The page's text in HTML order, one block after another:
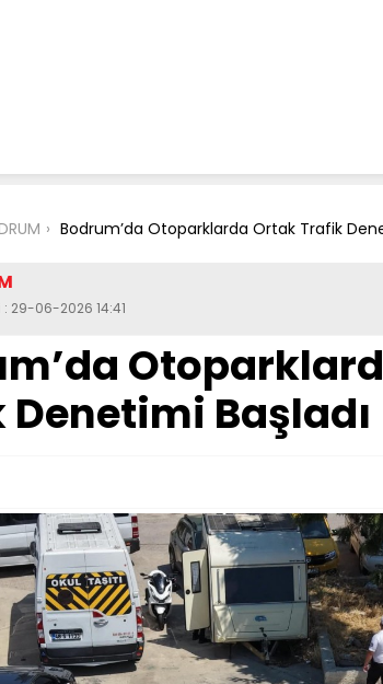
Bodrum’da Otoparklarda Ortak Trafik
: 29-06-2026 14:41
Başladı